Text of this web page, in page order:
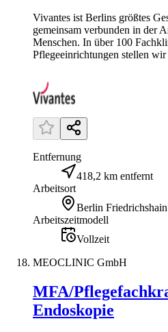
Vivantes ist Berlins größtes
gemeinsam verbunden in der
Menschen. In über 100
Pflegeeinrichtungen stellen wir
Entfernung
418,2 km entfernt
Arbeitsort
Berlin Friedrichshain
Arbeitszeitmodell
Vollzeit
MEOCLINIC GmbH
MFA/
Endoskopie